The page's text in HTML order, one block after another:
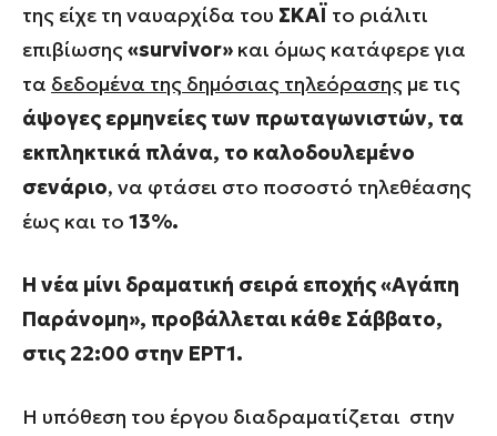
της είχε τη ναυαρχίδα του ΣΚΑΪ το ριάλιτι
επιβίωσης«survivor» και όμως κατάφερε για
τα δεδομένα της δημόσιας τηλεόρασης με τις
άψογες ερμηνείες των πρωταγωνιστών, τα
εκπληκτικά πλάνα, το καλοδουλεμένο
σενάριο, να φτάσει στο ποσοστό τηλεθέασης
έως και το 13%.
Η νέα μίνι δραματική σειρά εποχής «Αγάπη
Παράνομη», προβάλλεται κάθε Σάββατο,
στις 22:00 στην ΕΡΤ1.
Η υπόθεση του έργου διαδραματίζεται στην